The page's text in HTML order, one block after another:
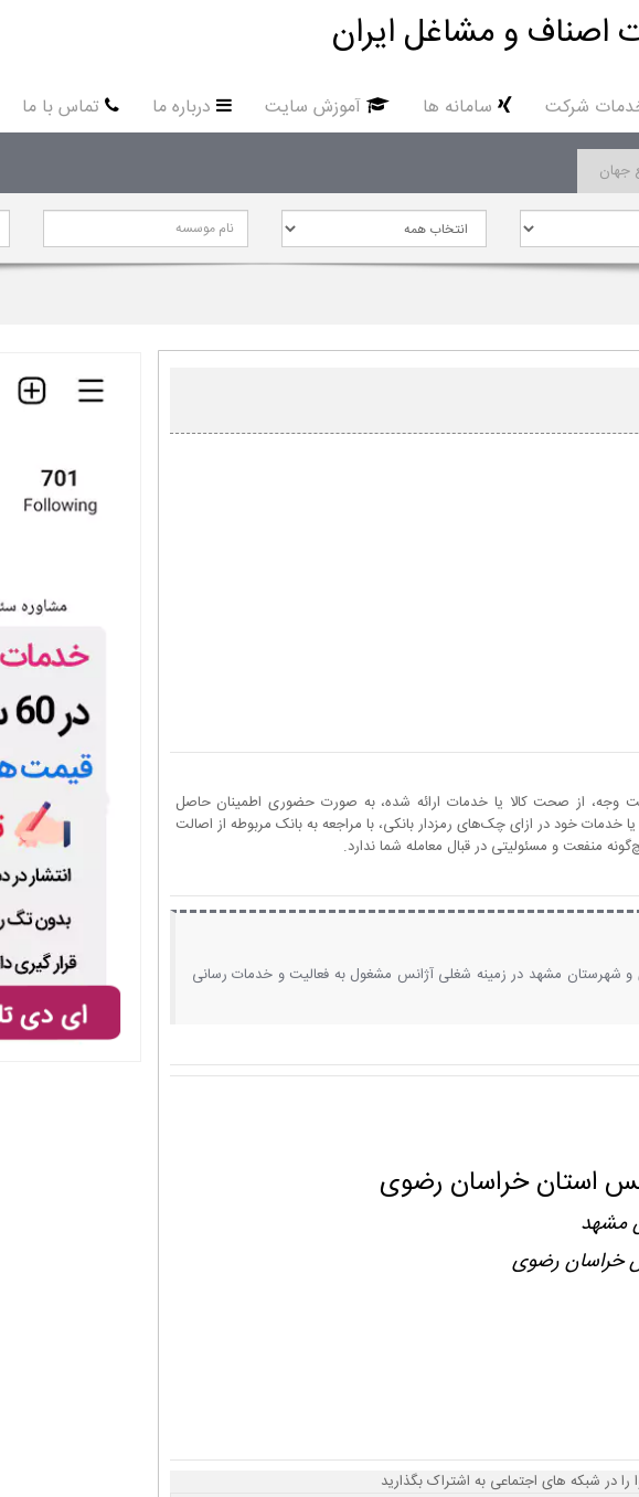
اصناف و مشاغل ایران
شرکت سامانه ها آموزش سایت درباره ما تماس با ما
جهان
وجه، از صحت کالا یا خدمات ارائه شده، به صورت حضوری اطمینان حاصل
خدمات خود در ازای چک‌های رمزدار بانکی، با مراجعه به بانک مربوطه از اصالت
منفعت و مسئولیتی در قبال معامله شما ندارد.
و شهرستان مشهد در زمینه شغلی آژانس مشغول به فعالیت و خدمات رسانی
استان خراسان رضوی
مشهد
خراسان رضوی
را در شبکه های اجتماعی به اشتراک بگذارید